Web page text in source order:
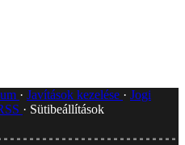
Javítások kezelése
Jogi
Sütibeállítások